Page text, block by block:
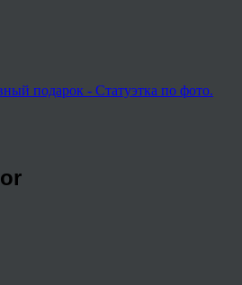
подарок - Статуэтка по фото.